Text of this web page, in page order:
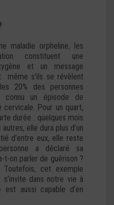
maladie orpheline, les
constituent une
et un message
même s’ils se révèlent
20% des personnes
connu un épisode de
Pour un quart,
durée : quelques mois
elle dura plus d’un
d’entre eux, elle reste
a déclaré sa
t-on parler de guérison ?
cet exemple
dans notre vie à
est aussi capable d’en